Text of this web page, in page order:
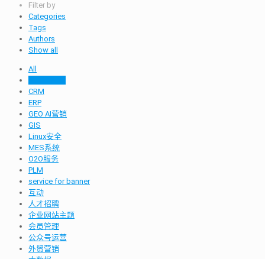
Filter by
Categories
Tags
Authors
Show all
All
CRM
ERP
GEO AI营销
GIS
Linux安全
MES系统
O2O服务
PLM
service for banner
互动
人才招聘
企业网站主题
会员管理
公众号运营
外贸营销